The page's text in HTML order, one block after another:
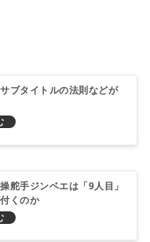
ブタイトルの法則などが
舵手ジンベエは「9人目」
くのか